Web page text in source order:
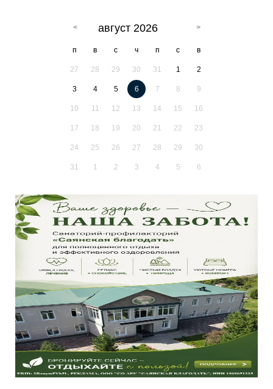
август 2026
п в с ч п с в
27 28 29 30 31 1 2
3 4 5 6 7 8 9
10 11 12 13 14 15 16
17 18 19 20 21 22 23
24 25 26 27 28 29 30
31 1 2 3 4 5 6